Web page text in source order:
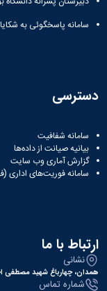
سامانه پاسخگوئی به
دسترسی
سامانه شفافیت
بیانیه صیانت از داده‌ها
گزارش آماری وب‌ سایت
سامانه فوریت‌های اداری
ارتباط با ما
نشانی
همدان، چهارباغ شهید مصطفی
شماره تماس